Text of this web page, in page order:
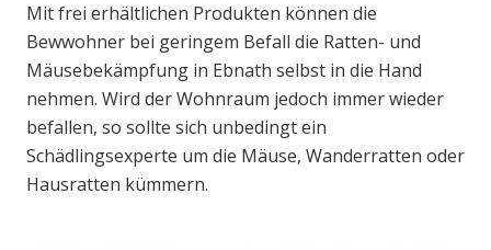
Mit frei erhältlichen Produkten können die
Bewwohner bei geringem Befall die Ratten- und
Mäusebekämpfung in Ebnath selbst in die Hand
nehmen. Wird der Wohnraum jedoch immer wieder
befallen, so sollte sich unbedingt ein
Schädlingsexperte um die Mäuse, Wanderratten oder
Hausratten kümmern.